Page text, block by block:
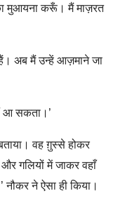
मुआयना करूँ। मैं माज़रत
अब मैं उन्हें आज़माने जा
आ सकता।’
वह ग़ुस्से होकर
गलियों में जाकर वहाँ
ने ऐसा ही किया।